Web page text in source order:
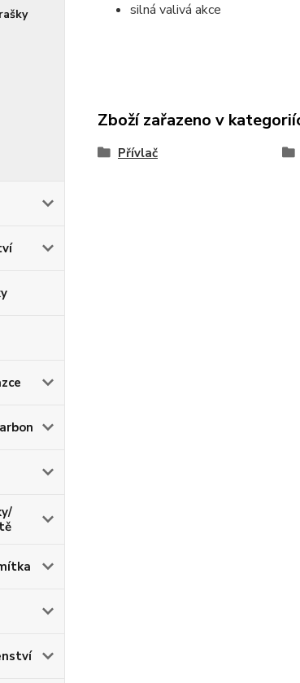
silná valivá akce
Zboží zařazeno v
Přívlač